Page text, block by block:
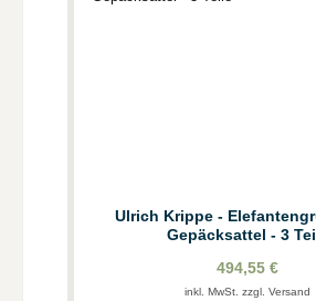
Ulrich Krippe -
Gepäcksattel - 3
494,55 €
inkl. MwSt. zzgl. Versand